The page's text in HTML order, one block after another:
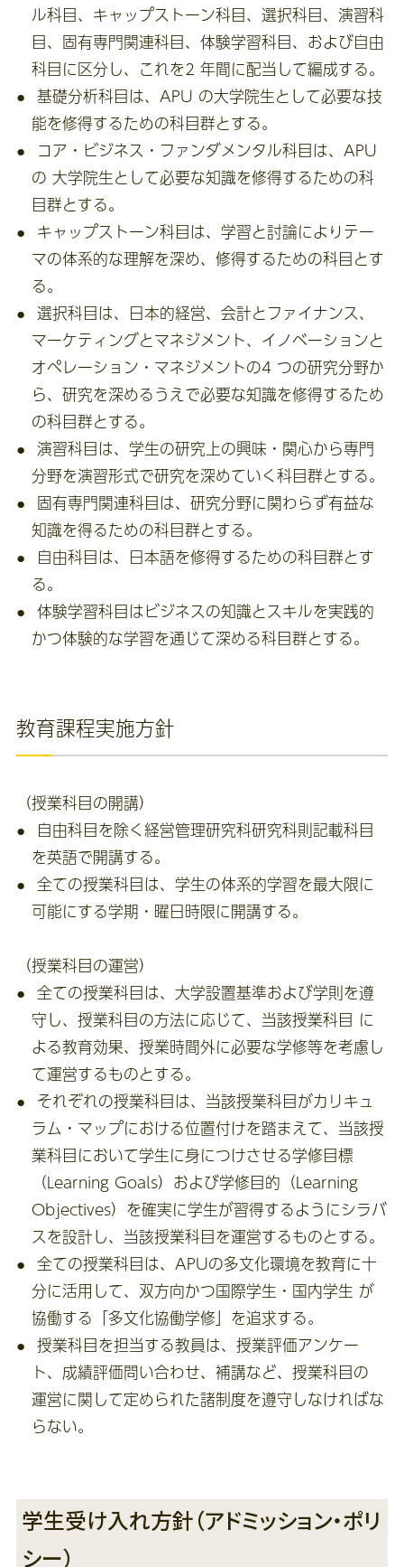
ル科目、キャップストーン科目、選択科目、演習科
目、固有専門関連科目、体験学習科目、および自由
科目に区分し、これを2 年間に配当して編成する。
基礎分析科目は、APU の大学院生として必要な技
能を修得するための科目群とする。
コア・ビジネス・ファンダメンタル科目は、APU
の 大学院生として必要な知識を修得するための科
目群とする。
キャップストーン科目は、学習と討論によりテー
マの体系的な理解を深め、修得するための科目とす
る。
選択科目は、日本的経営、会計とファイナンス、
マーケティングとマネジメント、イノベーションと
オペレーション・マネジメントの4 つの研究分野か
ら、研究を深めるうえで必要な知識を修得するため
の科目群とする。
演習科目は、学生の研究上の興味・関心から専門
分野を演習形式で研究を深めていく科目群とする。
固有専門関連科目は、研究分野に関わらず有益な
知識を得るための科目群とする。
自由科目は、日本語を修得するための科目群とす
る。
体験学習科目はビジネスの知識とスキルを実践的
かつ体験的な学習を通じて深める科目群とする。
教育課程実施方針
（授業科目の開講）
自由科目を除く経営管理研究科研究科則記載科目
を英語で開講する。
全ての授業科目は、学生の体系的学習を最大限に
可能にする学期・曜日時限に開講する。
（授業科目の運営）
全ての授業科目は、大学設置基準および学則を遵
守し、授業科目の方法に応じて、当該授業科目 に
よる教育効果、授業時間外に必要な学修等を考慮し
て運営するものとする。
それぞれの授業科目は、当該授業科目がカリキュ
ラム・マップにおける位置付けを踏まえて、当該授
業科目において学生に身につけさせる学修目標
（Learning Goals）および学修目的（Learning
Objectives）を確実に学生が習得するようにシラバ
スを設計し、当該授業科目を運営するものとする。
全ての授業科目は、APUの多文化環境を教育に十
分に活用して、双方向かつ国際学生・国内学生 が
協働する「多文化協働学修」を追求する。
授業科目を担当する教員は、授業評価アンケー
ト、成績評価問い合わせ、補講など、授業科目の
運営に関して定められた諸制度を遵守しなければな
らない。
学生受け入れ方針（アドミッション・ポリ
シー）